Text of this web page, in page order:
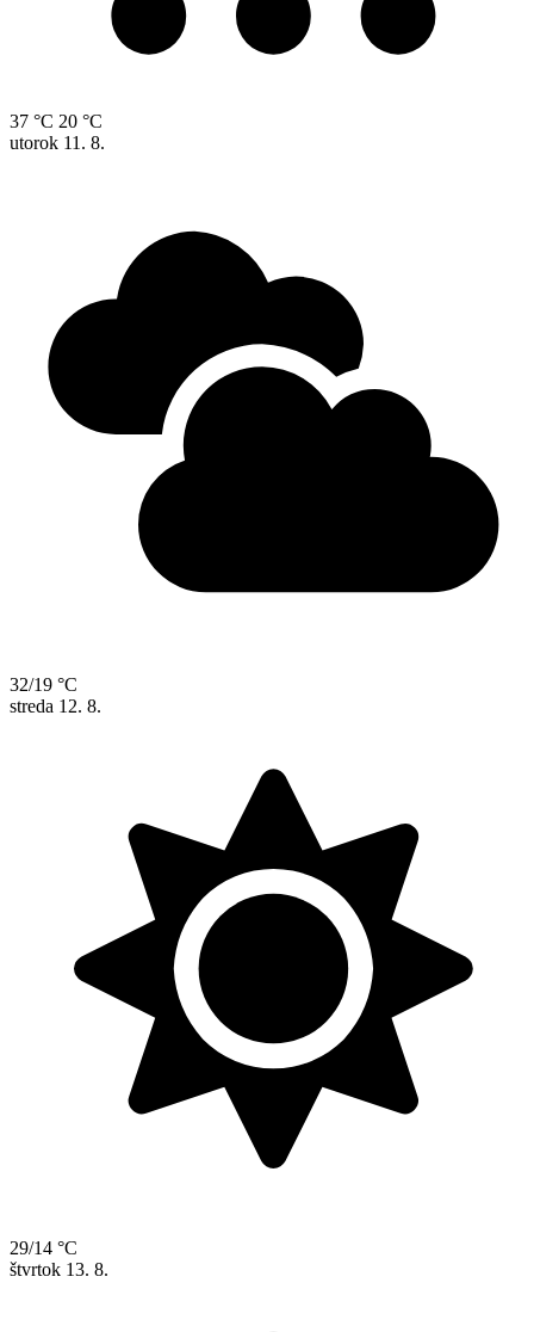
37 °C 20 °C
utorok 11. 8.
32/19 °C
streda 12. 8.
29/14 °C
štvrtok 13. 8.